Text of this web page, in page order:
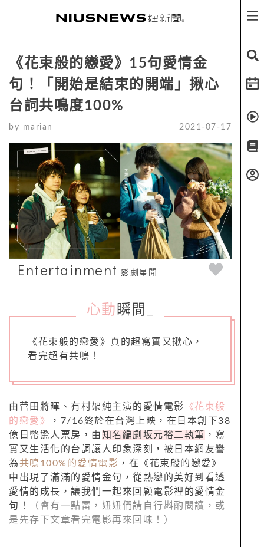
《花束般的戀愛》15句愛情金
句！「開始是結束的開端」揪心
台詞共鳴度100%
by marian 2021-07-17
Entertainment 影劇星聞
心動 瞬間
《花束般的戀愛》真的超寫實又揪心，
看完超有共鳴！
由菅田將暉、有村架純主演的愛情電影 《花束般
的戀愛》
，7/16終於在台灣上映，在日本創下38
億日幣驚人票房，由知名編劇坂元裕二執筆 ，寫
實又生活化的台詞讓人印象深刻，被日本網友譽
為共鳴100%的愛情電影 ，在《花束般的戀愛》
中出現了滿滿的愛情金句，從熱戀的美好到看透
愛情的成長，讓我們一起來回顧電影裡的愛情金
句！
（會有一點雷，妞妞們請自行斟酌閱讀，或
是先存下文章看完電影再來回味！）